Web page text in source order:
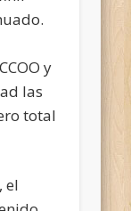
y
las
total
el